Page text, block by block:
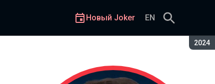
2024
Новый Joker EN